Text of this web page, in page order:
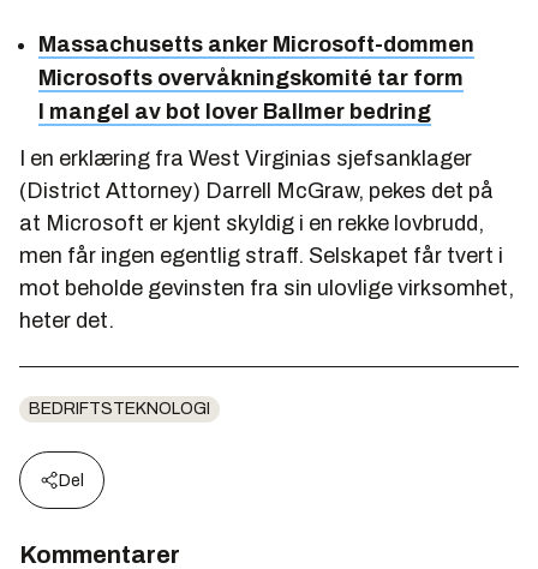
Massachusetts anker Microsoft-dommen
Microsofts overvåkningskomité tar form
I mangel av bot lover Ballmer bedring
I en erklæring fra West Virginias sjefsanklager
(District Attorney) Darrell McGraw, pekes det på
at Microsoft er kjent skyldig i en rekke lovbrudd,
men får ingen egentlig straff. Selskapet får tvert i
mot beholde gevinsten fra sin ulovlige virksomhet,
heter det.
BEDRIFTSTEKNOLOGI
Del
Kommentarer